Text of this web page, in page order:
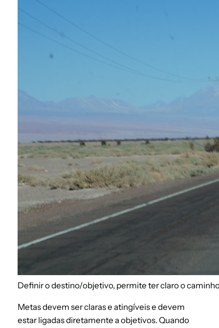
Definir o destino/objetivo, permite ter claro o
Metas devem ser claras e atingíveis e devem
estar ligadas diretamente a objetivos. Quando